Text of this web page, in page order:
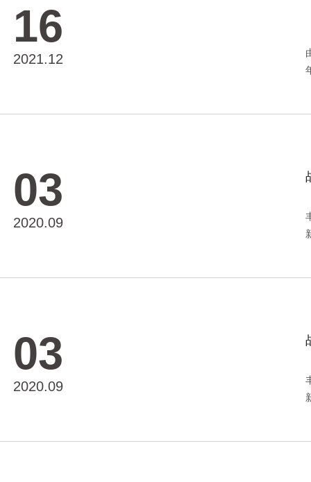
16
2021.12
03
2020.09
03
2020.09